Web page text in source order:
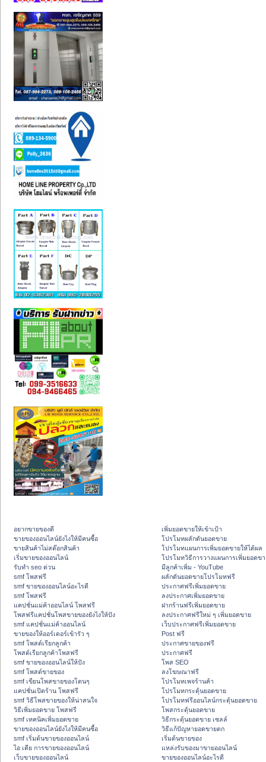
อยากขายของดี
ขายของออนไลน์ยังไงให้มีคนซื้อ
ขายสินค้าไม่สต๊อกสินค้า
เริ่มขายของออนไลน์
รับทำ seo ด่วน
smf โพสฟรี
smf ขายของออนไลน์อะไรดี
smf โพสฟรี
แคปชั่นแม่ค้าออนไลน์ โพสฟรี
โพสฟรีแคปชั่นโพสขายของยังไงให้ปัง
smf แคปชั่นแม่ค้าออนไลน์
ขายของให้ออร์เดอร์เข้ารัว ๆ
smf โพสต์เรียกลูกค้า
โพสต์เรียกลูกค้าโพสฟรี
smf ขายของออนไลน์ให้ปัง
smf โพสต์ขายของ
smf เขียนโพสขายของโดนๆ
แคปชั่นเปิดร้าน โพสฟรี
smf วิธีโพสขายของให้น่าสนใจ
วิธีเพิ่มยอดขาย โพสฟรี
smf เทคนิคเพิ่มยอดขาย
ขายของออนไลน์ยังไงให้มีคนซื้อ
smf เริ่มต้นขายของออนไลน์
ไอ เดีย การขายของออนไลน์
เว็บขายของออนไลน์
เพิ่มยอดขายให้เข้าเป้า
โปรโมทผลักดันยอดขาย
โปรโมทแผนการเพิ่มยอดขายให้ได้ผล
โปรโมทวิธีการวางแผนการเพิ่มยอดข
มีลูกค้าเพิ่ม - YouTube
ผลักดันยอดขายโปรโมทฟรี
ประกาศฟรีเพิ่มยอดขาย
ลงประกาศเพิ่มยอดขาย
ฝากร้านฟรีเพิ่มยอดขาย
ลงประกาศฟรีใหม่ ๆ เพิ่มยอดขาย
เว็บประกาศฟรีเพิ่มยอดขาย
Post ฟรี
ประกาศขายของฟรี
ประกาศฟรี
โพส SEO
ลงโฆษณาฟรี
โปรโมทเพจร้านค้า
โปรโมทกระตุ้นยอดขาย
โปรโมทฟรีออนไลน์กระตุ้นยอดขาย
โพสกระตุ้นยอดขาย
วิธีกระตุ้นยอดขาย เซลล์
วิธีแก้ปัญหายอดขายตก
เริ่มต้นขายของ
แหล่งรับของมาขายออนไลน์
ขายของออนไลน์อะไรดี